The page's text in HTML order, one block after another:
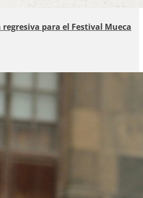
para el Festival Mueca